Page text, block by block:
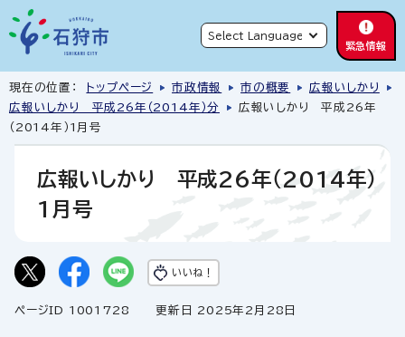
緊急情報
現在の位置： トップページ 市政情報 市の概要
広報いしかり
広報いしかり 平成26年（2014年）分
広報いしかり 平成26年
（2014年）1月号
広報いしかり 平成26年（2014年）
1月号
いいね！
ページID 1001728 更新日 2025年2月28日